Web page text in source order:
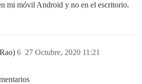
mi móvil Android y no en el escritorio.
27 Octubre, 2020 11:21
6